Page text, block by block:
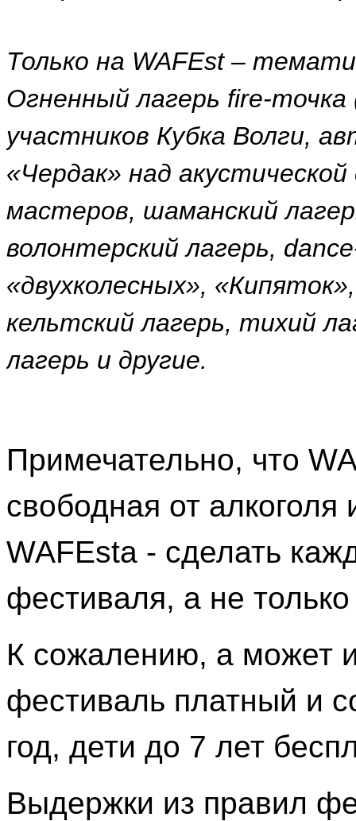
Только на WAFEst –
Огненный лагерь fire-
участников Кубка Волги,
«Чердак» над
мастеров, шаманский
волонтерский лагерь,
«двухколесных»,
кельтский лагерь, тихий
лагерь и другие.
Примечательно, что
свободная от алкоголя
WAFEsta - сделать
фестиваля, а не только
К сожалению, а может
фестиваль платный и
год, дети до 7 лет
Выдержки из правил